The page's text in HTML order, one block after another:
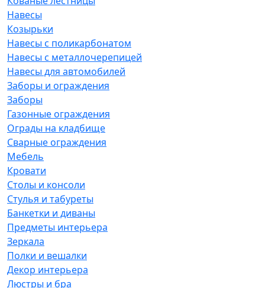
Навесы
Козырьки
Навесы с поликарбонатом
Навесы с металлочерепицей
Навесы для автомобилей
Заборы и ограждения
Заборы
Газонные ограждения
Ограды на кладбище
Сварные ограждения
Мебель
Кровати
Столы и консоли
Стулья и табуреты
Банкетки и диваны
Предметы интерьера
Зеркала
Полки и вешалки
Декор интерьера
Люстры и бра